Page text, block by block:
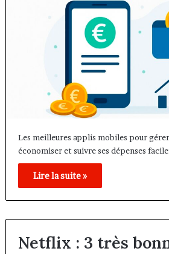
Les meilleures applis mobiles pour
économiser et suivre ses dépenses
Lire la suite »
Netflix : 3 très